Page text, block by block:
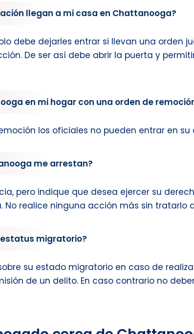
llegan a mi casa en Chattanooga?
debe dejarles entrar si llevan una orden
De ser así debe abrir la puerta y
en mi hogar con una orden de
los oficiales no pueden entrar en su
me arrestan?
pero indique que desea ejercer su
realice ninguna acción más sin tratarlo
migratorio?
su estado migratorio en caso de
de un delito. En caso contrario no